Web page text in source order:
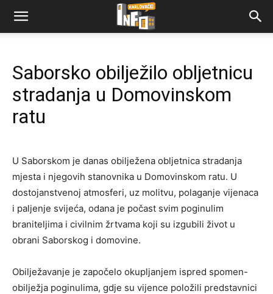
Saborsko obilježilo obljetnicu
stradanja u Domovinskom
ratu
U Saborskom je danas obilježena obljetnica stradanja
mjesta i njegovih stanovnika u Domovinskom ratu. U
dostojanstvenoj atmosferi, uz molitvu, polaganje vijenaca
i paljenje svijeća, odana je počast svim poginulim
braniteljima i civilnim žrtvama koji su izgubili život u
obrani Saborskog i domovine.
Obilježavanje je započelo okupljanjem ispred spomen-
obilježja poginulima, gdje su vijence položili predstavnici